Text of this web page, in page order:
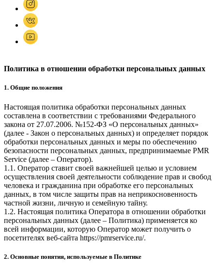
Политика в отношении обработки персональных данных
1. Общие положения
Настоящая политика обработки персональных данных
составлена в соответствии с требованиями Федерального
закона от 27.07.2006. №152-ФЗ «О персональных данных»
(далее - Закон о персональных данных) и определяет порядок
обработки персональных данных и меры по обеспечению
безопасности персональных данных, предпринимаемые PMR
Service (далее – Оператор).
1.1. Оператор ставит своей важнейшей целью и условием
осуществления своей деятельности соблюдение прав и свобод
человека и гражданина при обработке его персональных
данных, в том числе защиты прав на неприкосновенность
частной жизни, личную и семейную тайну.
1.2. Настоящая политика Оператора в отношении обработки
персональных данных (далее – Политика) применяется ко
всей информации, которую Оператор может получить о
посетителях веб-сайта https://pmrservice.ru/.
2. Основные понятия, используемые в Политике